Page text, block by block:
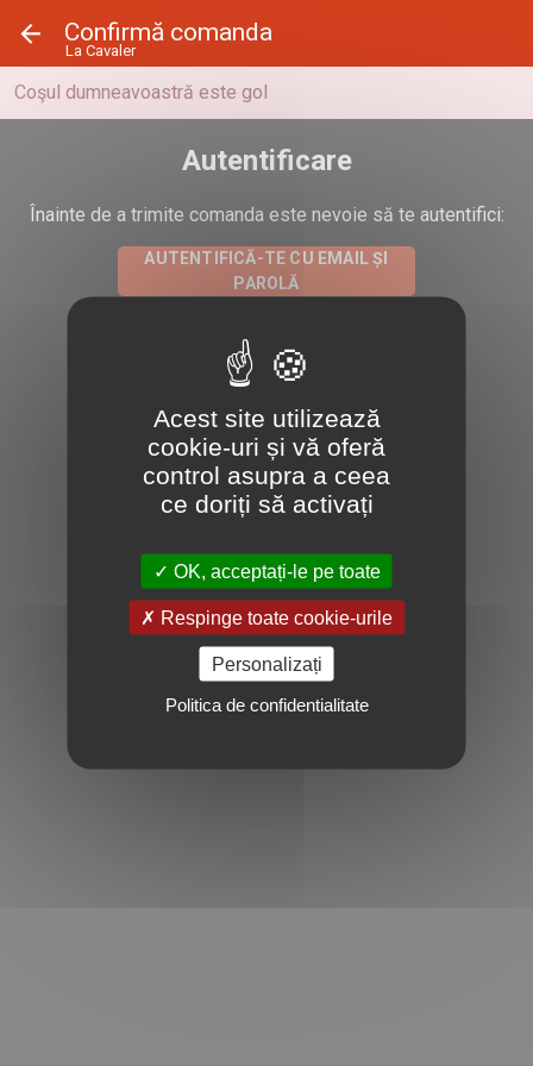
Confirmă comanda
La Cavaler
Coşul dumneavoastră este gol
Autentificare
Înainte de a trimite comanda este nevoie să te autentifici:
AUTENTIFICĂ-TE CU EMAIL ȘI
PAROLĂ
Loghează-te cu Facebook
Loghează-te cu Google
Loghează-te cu Apple
Acest site utilizează
cookie-uri și vă oferă
control asupra a ceea
ce doriți să activați
OK, acceptați-le pe toate
Respinge toate cookie-urile
Personalizați
Politica de confidentialitate